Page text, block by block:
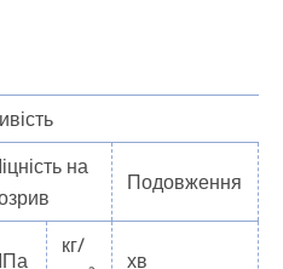
на
Подовження
кг/
хв